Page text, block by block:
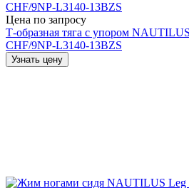
Цена по запросу
Т-образная тяга с упором
CHF/9NP-L3140-13BZS
Узнать цену